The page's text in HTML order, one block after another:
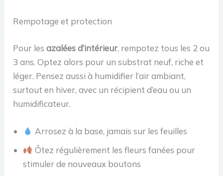
Rempotage et protection
Pour lesazalées d’intérieur, rempotez tous les 2 ou
3 ans. Optez alors pour un substrat neuf, riche et
léger. Pensez aussi à humidifier l’air ambiant,
surtout en hiver, avec un récipient d’eau ou un
humidificateur.
Arrosez à la base, jamais sur les feuilles
Ôtez régulièrement les fleurs fanées pour
stimuler de nouveaux boutons